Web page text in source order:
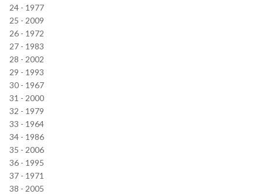
24 - 1977
25 - 2009
26 - 1972
27 - 1983
28 - 2002
29 - 1993
30 - 1967
31 - 2000
32 - 1979
33 - 1964
34 - 1986
35 - 2006
36 - 1995
37 - 1971
38 - 2005